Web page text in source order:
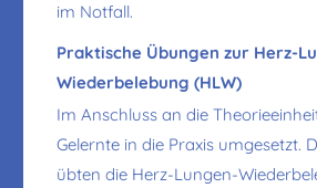
im Notfall.
Praktische Übungen zur Herz-
Wiederbelebung (HLW)
Im Anschluss an die
Gelernte in die Praxis umgesetzt.
übten die Herz-Lungen-